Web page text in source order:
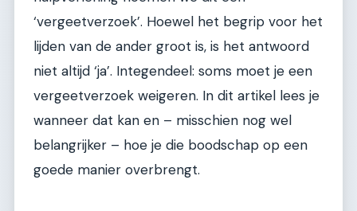
‘vergeetverzoek’. Hoewel het begrip voor het
lijden van de ander groot is, is het antwoord
niet altijd ‘ja’. Integendeel: soms moet je een
vergeetverzoek weigeren. In dit artikel lees je
wanneer dat kan en – misschien nog wel
belangrijker – hoe je die boodschap op een
goede manier overbrengt.